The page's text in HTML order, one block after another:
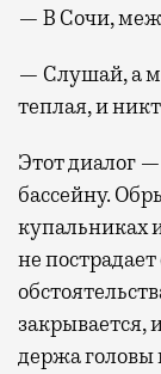
— В Сочи,
— Слушай, а
теплая, и
Этот диалог
бассейну.
купальниках
не
закрывается,
держа головы